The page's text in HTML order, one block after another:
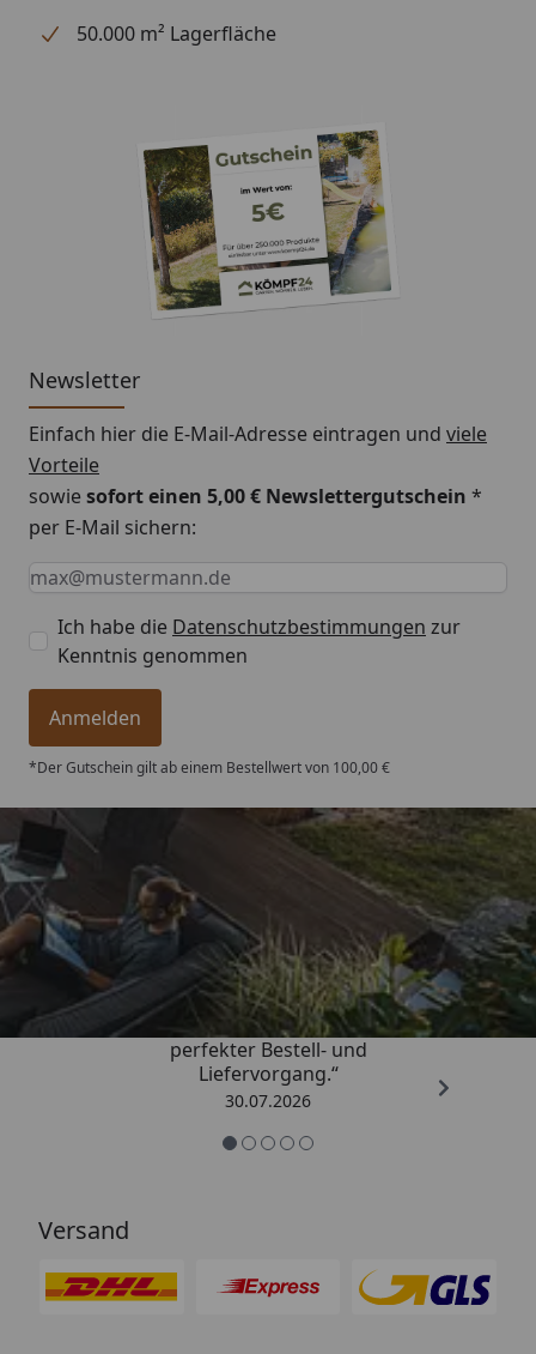
50.000 m² Lagerfläche
Newsletter
Einfach hier die E-Mail-Adresse eintragen und viele
Vorteile
sowiesofort einen 5,00 € Newslettergutschein *
per E-Mail sichern:
Keine Eingabe erforderlich
Eingabe erforderlich
E-Mail *
Ich habe die Datenschutzbestimmungen zur
Kenntnis genommen
Anmelden
*Der Gutschein gilt ab einem Bestellwert von 100,00 €
Trusted Shops
4,76/ 5
„Qualitativ sehr gute Ware und ein
perfekter Bestell- und
Liefervorgang.“
30.07.2026
Versand